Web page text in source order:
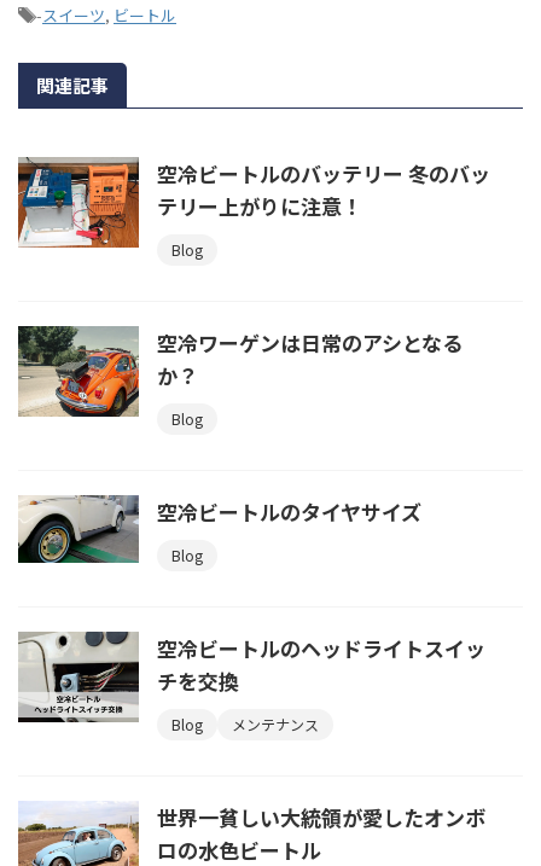
-スイーツ, ビートル
関連記事
空冷ビートルのバッテリー 冬のバッ
テリー上がりに注意！
Blog
空冷ワーゲンは日常のアシとなる
か？
Blog
空冷ビートルのタイヤサイズ
Blog
空冷ビートルのヘッドライトスイッ
チを交換
Blog メンテナンス
世界一貧しい大統領が愛したオンボ
ロの水色ビートル